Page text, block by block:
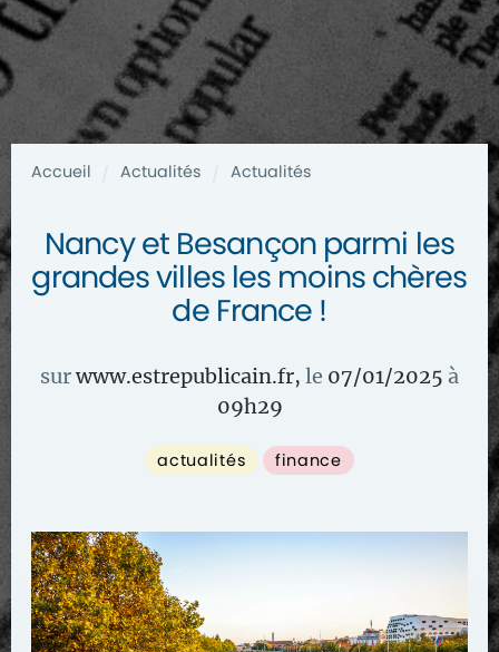
Accueil Actualités Actualités
Nancy et Besançon parmi les
grandes villes les moins chères
de France !
surwww.estrepublicain.fr, le 07/01/2025 à
09h29
actualités finance